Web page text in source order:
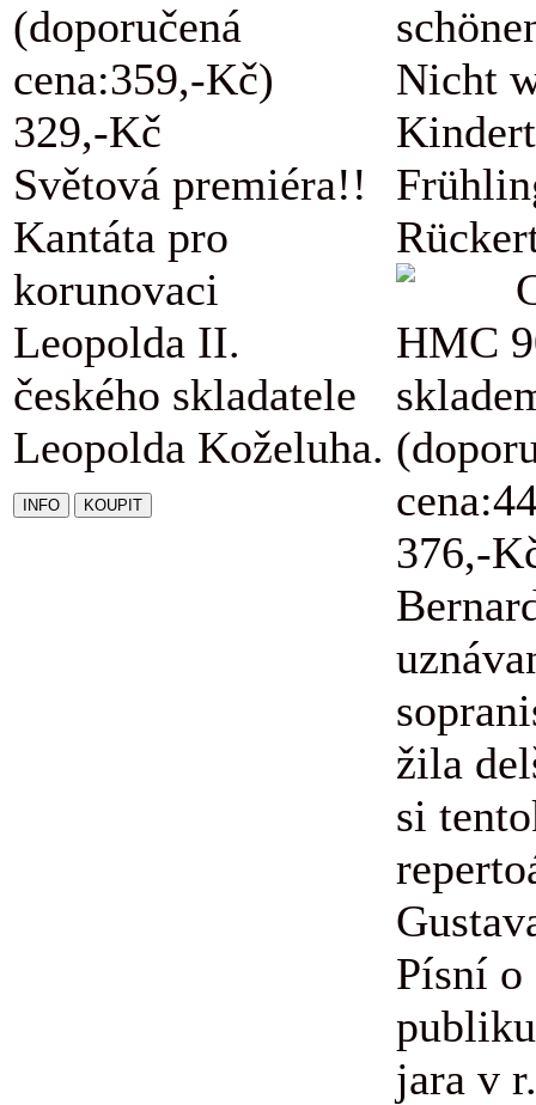
(doporučená
cena:359,-Kč)
329,-Kč
Světová premiéra!!
Kantáta pro
korunovaci
Leopolda II.
českého skladatele
Leopolda Koželuha.
Nicht
HMC
376,-
žila
si
Písní
jara v